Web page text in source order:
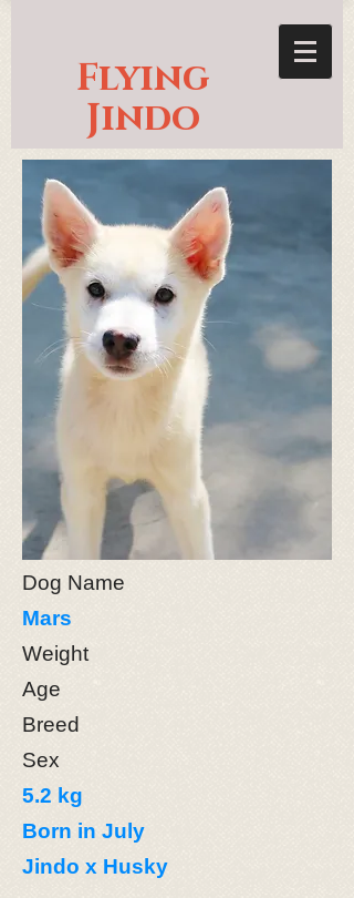
Flying
Jindo
Dog Name
Mars
Weight
5.2 kg
Age
Born in July
Breed
Jindo x Husky
Sex